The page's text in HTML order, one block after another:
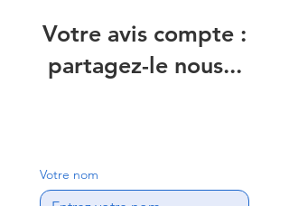
Votre avis compte :
partagez-le nous...
Votre nom